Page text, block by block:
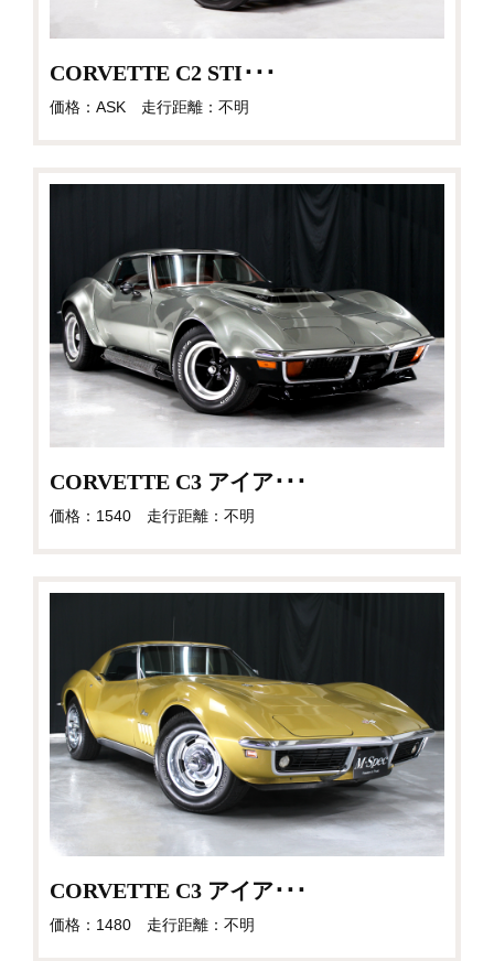
CORVETTE C2 STI･･･
価格：ASK 走行距離：不明
CORVETTE C3 アイア･･･
価格：1540 走行距離：不明
CORVETTE C3 アイア･･･
価格：1480 走行距離：不明